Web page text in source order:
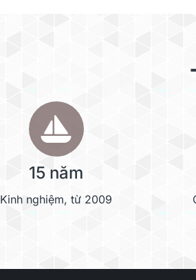
15 năm
Kinh nghiệm, từ 2009